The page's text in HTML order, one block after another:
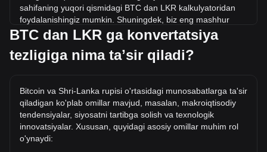
sahifaning yuqori qismidagi BTC dan LKR kalkulyatoridan
foydalanishingiz mumkin. Shuningdek, biz eng mashhur
konvertatsiyalar uchun tezkor ma'lumotnoma jadvallarini
ham kiritdik. Masalan, 5 LKR 0.{6}2296 BTC ga teng, 5 BTC
esa 108,881,614.71LKR atrofida turadi.
LKR dagi 1 BTC ning eng yuqori narxi Rs42,324,371.82. 1
BTC/LKR qiymati joriy eng yuqori ko'rsatkichdan oshib
ketishini ko'rish kerak.
LKR da narx dinamikasi qanday?
BTC dan LKR ga konvertatsiya
tezligiga nima taʼsir qiladi?
Bitcoin va Shri-Lanka rupisi o'rtasidagi munosabatlarga ta'sir
qiladigan ko'plab omillar mavjud, masalan, makroiqtisodiy
tendensiyalar, siyosatni tartibga solish va texnologik
innovatsiyalar. Xususan, quyidagi asosiy omillar muhim rol
o'ynaydi: